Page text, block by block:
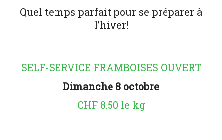
Quel temps parfait pour se préparer à
l’hiver!
SELF-SERVICE FRAMBOISES OUVERT
Dimanche 8 octobre
CHF 8.50 le kg